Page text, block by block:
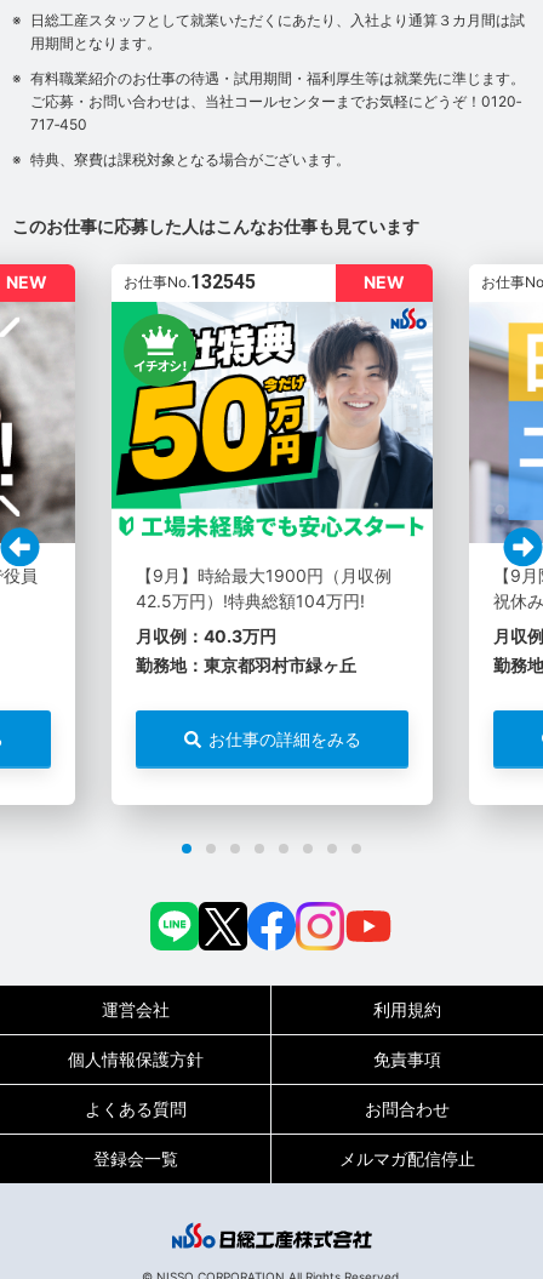
0120-717-450
平日9:00～19:00（土日祝は18:00まで）
日総工産スタッフとして就業いただくにあたり、入社より通算３カ月間は試
用期間となります。
有料職業紹介のお仕事の待遇・試用期間・福利厚生等は就業先に準じます。
ご応募・お問い合わせは、当社コールセンターまでお気軽にどうぞ！0120‐
717‐450
特典、寮費は課税対象となる場合がございます。
このお仕事に応募した人はこんなお仕事も見ています
NEW
員
NEW
お仕事No.132545
【9月】時給最大1900円（月収例
42.5万円）!特典総額104万円!
月収例：40.3万円
勤務地：東京都羽村市緑ヶ丘
お仕事の詳細をみる
お仕事
【9
祝休
月収
勤務
運営会社 利用規約
個人情報保護方針 免責事項
よくある質問 お問合わせ
登録会一覧 メルマガ配信停止
© NISSO CORPORATION All Rights Reserved.